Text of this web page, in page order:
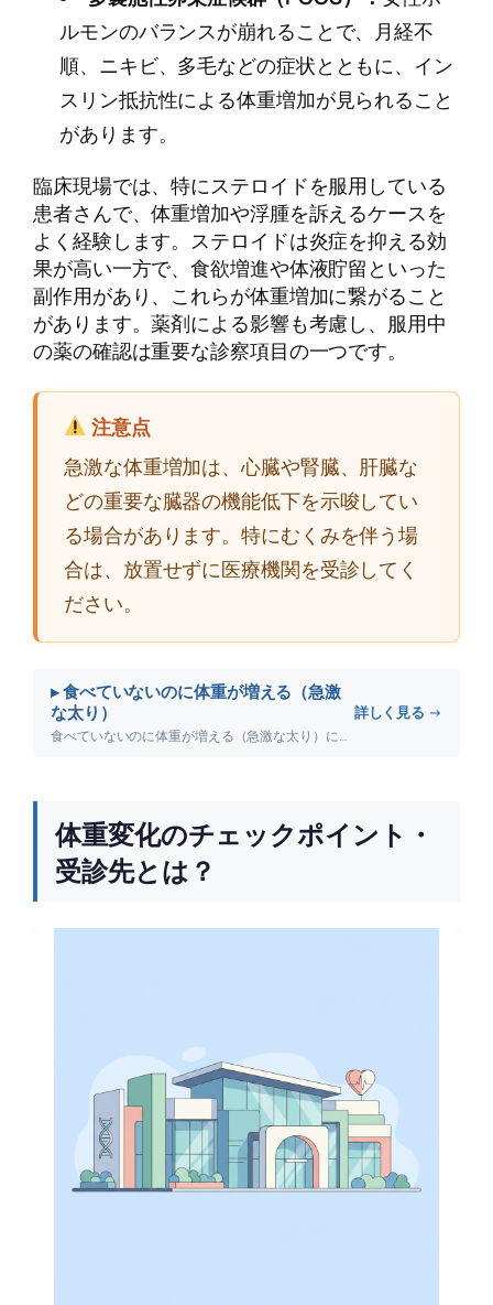
ルモンのバランスが崩れることで、月経不
順、ニキビ、多毛などの症状とともに、イン
スリン抵抗性による体重増加が見られること
があります。
臨床現場では、特にステロイドを服用している
患者さんで、体重増加や浮腫を訴えるケースを
よく経験します。ステロイドは炎症を抑える効
果が高い一方で、食欲増進や体液貯留といった
副作用があり、これらが体重増加に繋がること
があります。薬剤による影響も考慮し、服用中
の薬の確認は重要な診察項目の一つです。
注意点
急激な体重増加は、心臓や腎臓、肝臓な
どの重要な臓器の機能低下を示唆してい
る場合があります。特にむくみを伴う場
合は、放置せずに医療機関を受診してく
ださい。
▸ 食べていないのに体重が増える（急激
な太り）
食べていないのに体重が増える（急激な太り）について詳しく解説します。
詳しく見る →
体重変化のチェックポイント・
受診先とは？